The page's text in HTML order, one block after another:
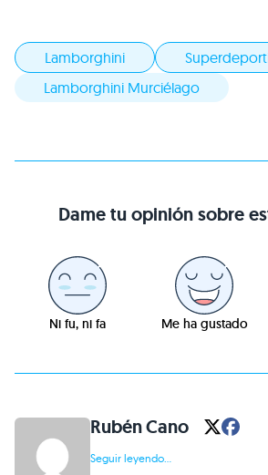
Lamborghini
Lamborghini Murciélago
Dame tu opinión sobre
Ni fu, ni fa Me ha gustado
Rubén Cano
Seguir leyendo...